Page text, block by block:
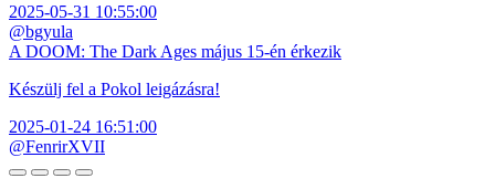
2025-05-31 10:55:00
@bgyula
A DOOM: The Dark Ages május 15-én érkezik
Készülj fel a Pokol leigázásra!
2025-01-24 16:51:00
@FenrirXVII